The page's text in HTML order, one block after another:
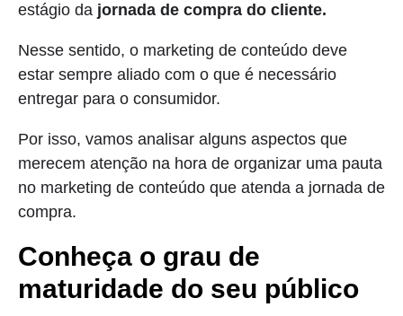
estágio da jornada de compra do cliente.
Nesse sentido, o marketing de conteúdo deve
estar sempre aliado com o que é necessário
entregar para o consumidor.
Por isso, vamos analisar alguns aspectos que
merecem atenção na hora de organizar uma pauta
no marketing de conteúdo que atenda a jornada de
compra.
Conheça o grau de
maturidade do seu público